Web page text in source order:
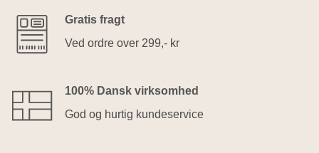
Gratis fragt
Ved ordre over 299,- kr
100% Dansk virksomhed
God og hurtig kundeservice